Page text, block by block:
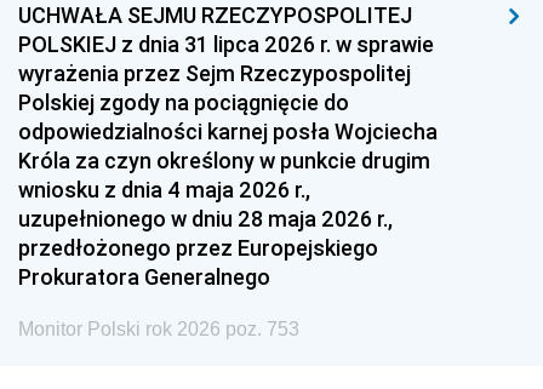
UCHWAŁA SEJMU RZECZYPOSPOLITEJ
POLSKIEJ z dnia 31 lipca 2026 r. w sprawie
wyrażenia przez Sejm Rzeczypospolitej
Polskiej zgody na pociągnięcie do
odpowiedzialności karnej posła Wojciecha
Króla za czyn określony w punkcie drugim
wniosku z dnia 4 maja 2026 r.,
uzupełnionego w dniu 28 maja 2026 r.,
przedłożonego przez Europejskiego
Prokuratora Generalnego
Monitor Polski rok 2026 poz. 753